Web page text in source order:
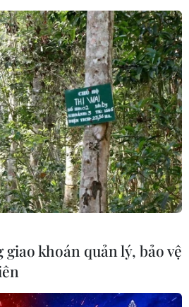
tiếp tục cắt giảm
trong tháng 9
sẽ giảm khoảng 300.000 thùng
tháng 9 tới, trong khi Saudi
cắt giảm sản lượng 1 triệu
giao khoán quản lý, bảo vệ